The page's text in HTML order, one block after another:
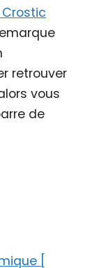
retrouver
vous
de
[